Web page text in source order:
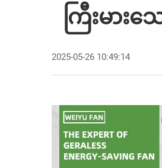
ကြီးမား
2025-05-26 10:49:14